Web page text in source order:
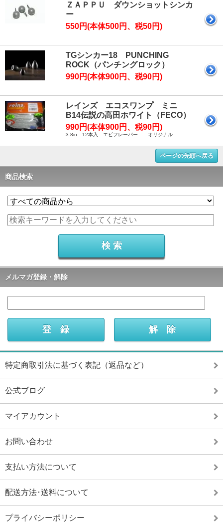
ＺＡＰＰＵ ダウンショットシンカ
ー
550円(本体500円、税50円)
TGシンカー18 PUNCHING
ROCK（パンチングロック）
990円(本体900円、税90円)
レインズ エコスワンプ ミニ
B14伝説の高田ホワイト（FECO）
990円(本体900円、税90円)
3.8in 12本入 エビフレーバー オリジナル
ページの先頭へ戻る
商品検索
メルマガ登録・解除
特定商取引法に基づく表記（返品など）
公式ブログ
マイアカウント
お問い合わせ
支払い方法について
配送方法･送料について
プライバシーポリシー